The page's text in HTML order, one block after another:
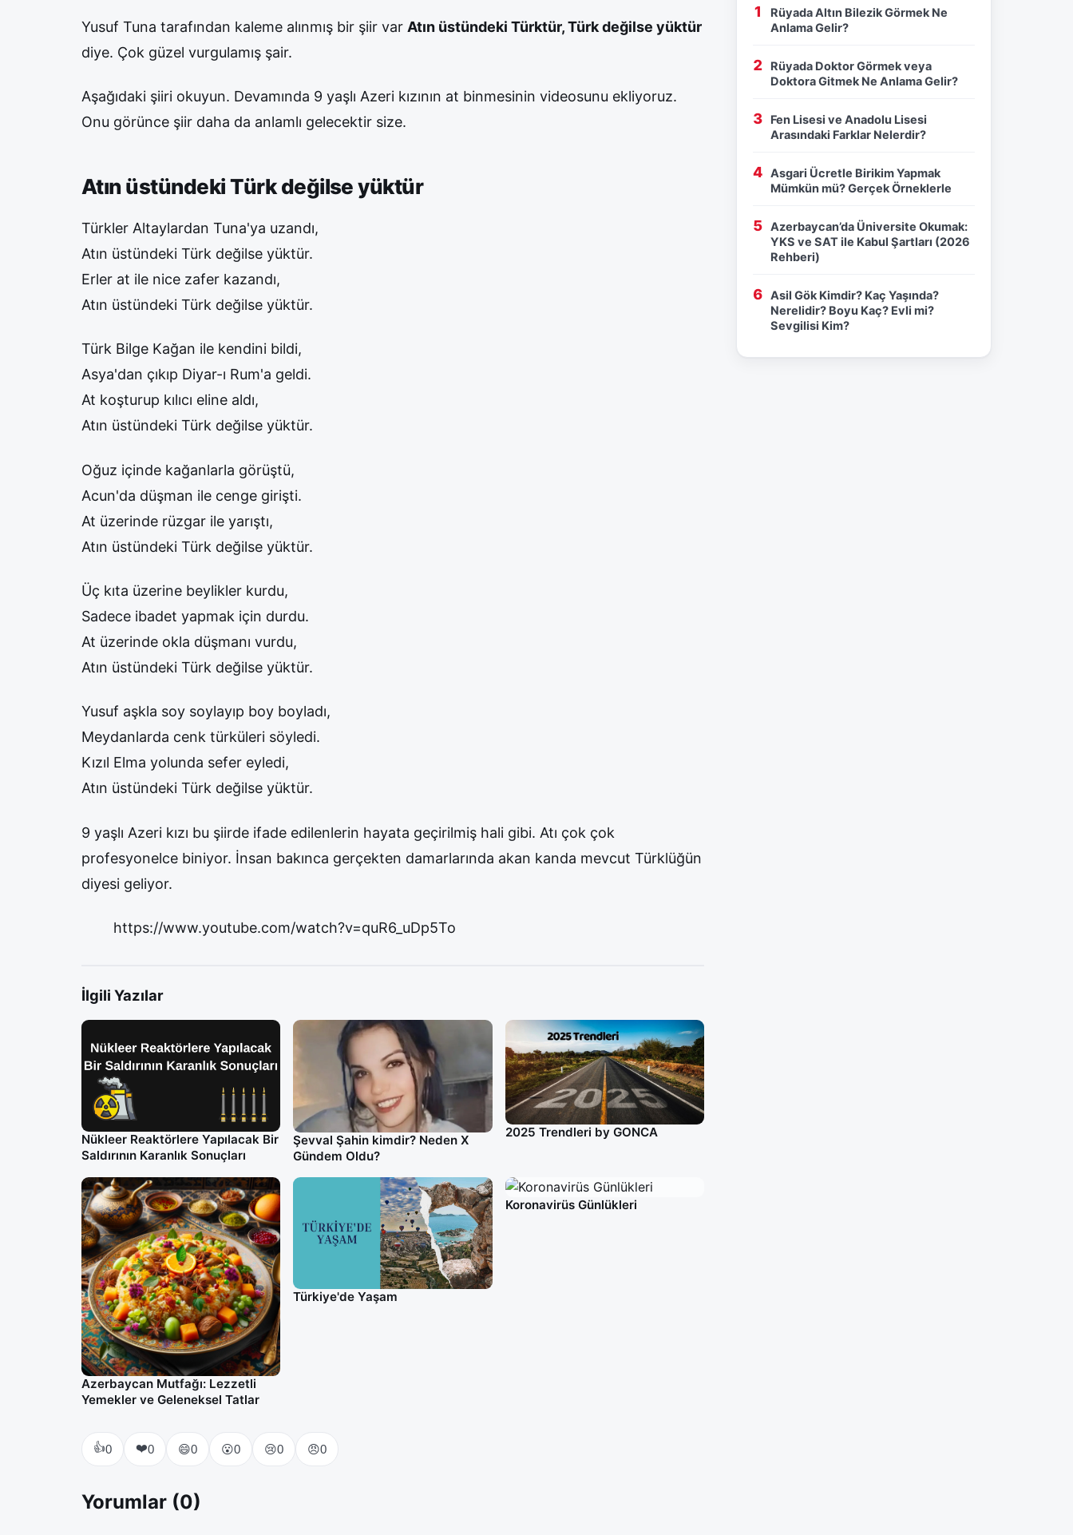
Yusuf Tuna tarafından kaleme alınmış bir şiir var Atın üstündeki Türktür, Türk değilse yüktür
diye. Çok güzel vurgulamış şair.
Aşağıdaki şiiri okuyun. Devamında 9 yaşlı Azeri kızının at binmesinin videosunu ekliyoruz.
Onu görünce şiir daha da anlamlı gelecektir size.
Atın üstündeki Türk değilse yüktür
Türkler Altaylardan Tuna'ya uzandı,
Atın üstündeki Türk değilse yüktür.
Erler at ile nice zafer kazandı,
Atın üstündeki Türk değilse yüktür.
Türk Bilge Kağan ile kendini bildi,
Asya'dan çıkıp Diyar-ı Rum'a geldi.
At koşturup kılıcı eline aldı,
Atın üstündeki Türk değilse yüktür.
Oğuz içinde kağanlarla görüştü,
Acun'da düşman ile cenge girişti.
At üzerinde rüzgar ile yarıştı,
Atın üstündeki Türk değilse yüktür.
Üç kıta üzerine beylikler kurdu,
Sadece ibadet yapmak için durdu.
At üzerinde okla düşmanı vurdu,
Atın üstündeki Türk değilse yüktür.
Yusuf aşkla soy soylayıp boy boyladı,
Meydanlarda cenk türküleri söyledi.
Kızıl Elma yolunda sefer eyledi,
Atın üstündeki Türk değilse yüktür.
9 yaşlı Azeri kızı bu şiirde ifade edilenlerin hayata geçirilmiş hali gibi. Atı çok çok
profesyonelce biniyor. İnsan bakınca gerçekten damarlarında akan kanda mevcut Türklüğün
diyesi geliyor.
https://www.youtube.com/watch?v=quR6_uDp5To
İlgili Yazılar
Nükleer Reaktörlere Yapılacak Bir
Saldırının Karanlık Sonuçları
Şevval Şahin kimdir? Neden X
Gündem Oldu?
2025 Trendleri by GONCA
Azerbaycan Mutfağı: Lezzetli
Yemekler ve Geleneksel Tatlar
Türkiye'de Yaşam
Koronavirüs Günlükleri
👍0 ❤️0 😄0 😮0 😢0 😠0
Yorumlar (0)
Rüyada Altın Bilezik Görmek Ne
Anlama Gelir?
Rüyada Doktor Görmek veya
Doktora Gitmek Ne Anlama Gelir?
Fen Lisesi ve Anadolu Lisesi
Arasındaki Farklar Nelerdir?
Asgari Ücretle Birikim Yapmak
Mümkün mü? Gerçek Örneklerle
Azerbaycan’da Üniversite Okumak:
YKS ve SAT ile Kabul Şartları (2026
Rehberi)
Asil Gök Kimdir? Kaç Yaşında?
Nerelidir? Boyu Kaç? Evli mi?
Sevgilisi Kim?